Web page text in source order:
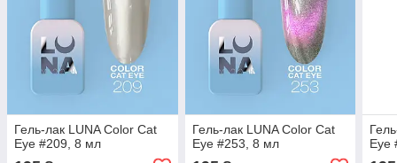
Гель-лак LUNA Color Cat
Eye #209, 8 мл
Гель-лак LUNA Color Cat
Eye #253, 8 мл
Eye